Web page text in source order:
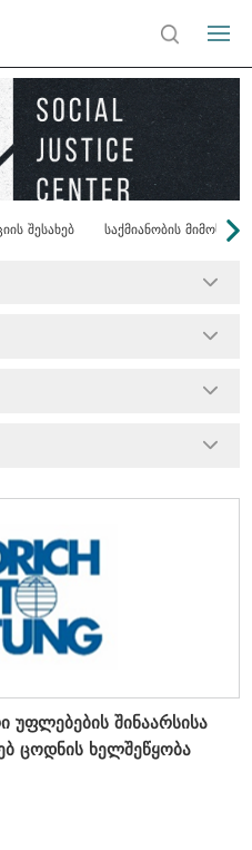
შესახებ საქმიანობის
უფლებების შინაარსისა
ცოდნის ხელშეწყობა